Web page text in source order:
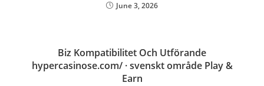
June 3, 2026
Biz Kompatibilitet Och Utförande
hypercasinose.com/ · svenskt område Play &
Earn